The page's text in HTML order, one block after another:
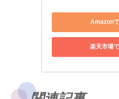
Amazon
楽天市場